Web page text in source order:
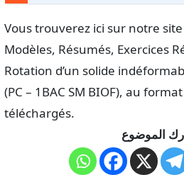
Vous trouverez ici sur notre site
Modèles, Résumés, Exercices
Rotation d’un solide
(PC – 1BAC SM BIOF), au
téléchargés.
الموضوع